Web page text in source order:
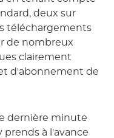
deux sur
téléchargements
de nombreux
clairement
d'abonnement de
dernière minute
à l'avance